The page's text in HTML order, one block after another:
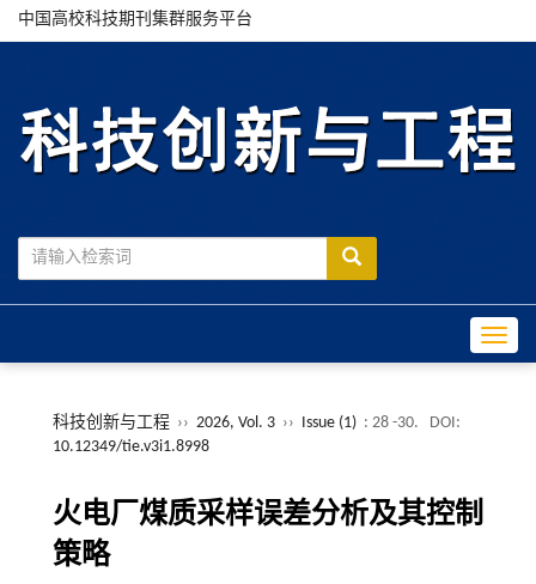
中国高校科技期刊集群服务平台
科技创新与工程 ›› 2026, Vol. 3 ›› Issue (1) : 28 -30.
DOI:
10.12349/tie.v3i1.8998
火电厂煤质采样误差分析及其控制
策略